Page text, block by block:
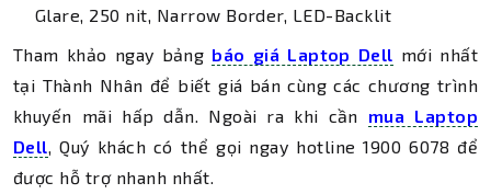
Glare, 250 nit, Narrow Border, LED-Backlit
Tham khảo ngay bảng báo giá Laptop Dell mới nhất
tại Thành Nhân để biết giá bán cùng các chương trình
khuyến mãi hấp dẫn. Ngoài ra khi cần mua Laptop
Dell, Quý khách có thể gọi ngay hotline 1900 6078 để
được hỗ trợ nhanh nhất.